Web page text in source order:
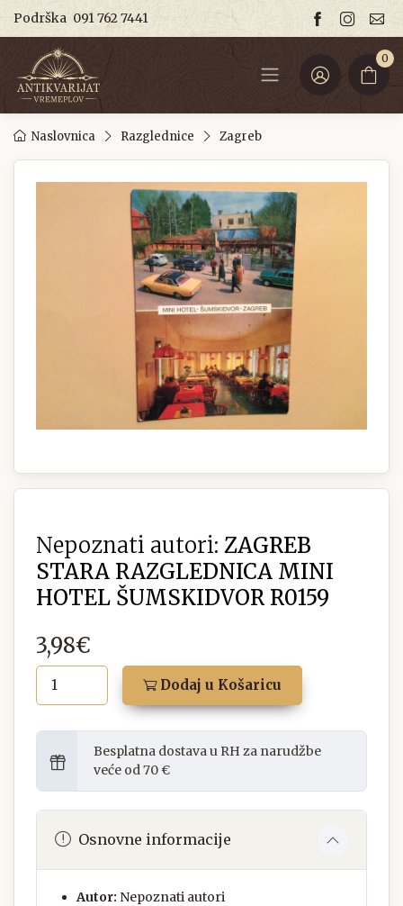
Podrška 091 762 7441
0
Naslovnica Razglednice Zagreb
Nepoznati autori: ZAGREB
STARA RAZGLEDNICA MINI
HOTEL ŠUMSKIDVOR R0159
3,98€
Dodaj u Košaricu
Besplatna dostava u RH za narudžbe
veće od 70 €
Osnovne informacije
Autor: Nepoznati autori